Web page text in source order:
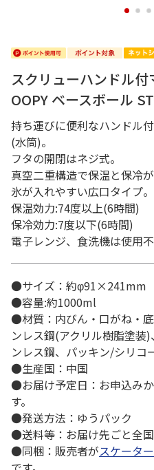
1 2 3
スクリューハンドル
OOPY ベースボール
持ち運びに便利なハンドル
(水筒)。
フタの開閉はネジ式。
真空二重構造で保温と保冷が
氷が入れやすい広口タイプ。
保温効力:74度以上(6時間)
保冷効力:7度以下(6時間)
電子レンジ、食洗機は使用不
●サイズ：約φ91×241mm
●容量:約1000ml
●材質：内びん・口がね・
ンレス鋼(アクリル樹脂塗装
ンレス鋼、パッキン/シリコ
●生産国：中国
●お届け予定日：お申込み
す。
●発送方法：ゆうパック
●送料等：お届け先ごと全
●同梱：販売者がスケータ